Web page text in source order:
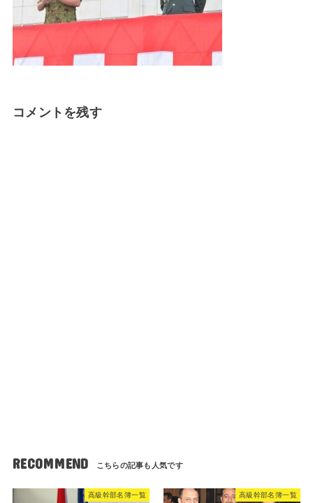
コメントを残す
RECOMMEND
高級幹部名簿一覧 高級幹部名簿一覧